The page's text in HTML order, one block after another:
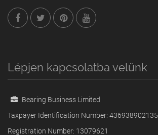
Lépjen kapcsolatba velünk
Bearing Business Limited
Taxpayer Identification Number: 436938902135
Registration Number: 13079621